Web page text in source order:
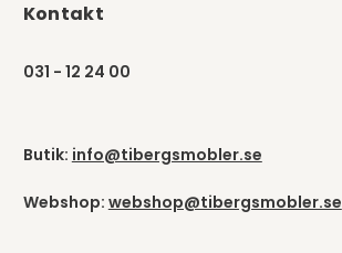
Kontakt
031 - 12 24 00
Butik: info@tibergsmobler.se
Webshop: webshop@tibergsmobler.se